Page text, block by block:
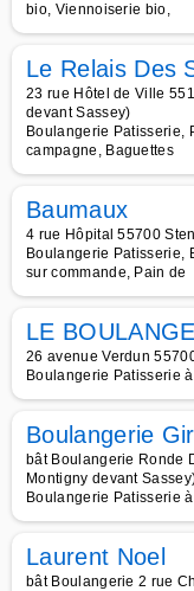
bio, Viennoiserie bio,
Le Relais Des
23 rue Hôtel de Ville
devant Sassey)
Boulangerie Patisserie,
campagne, Baguettes
Baumaux
4 rue Hôpital 55700
Boulangerie Patisserie,
sur commande, Pain de
LE
26 avenue Verdun
Boulangerie Patisserie
Boulangerie
bât Boulangerie Ronde
Montigny devant
Boulangerie Patisserie
Laurent Noel
bât Boulangerie 2 rue